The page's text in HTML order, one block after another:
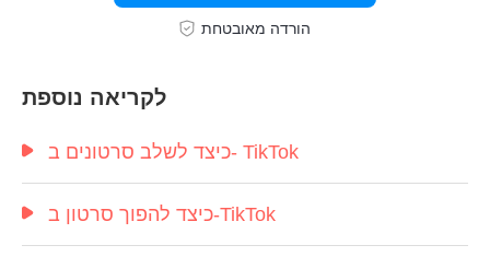
הורדה מאובטחת
לקריאה נוספת
כיצד לשלב סרטונים ב- TikTok
כיצד להפוך סרטון ב-TikTok